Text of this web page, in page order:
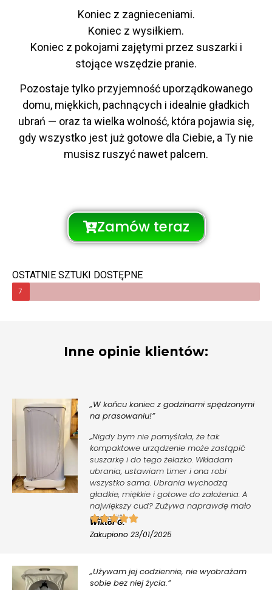
Koniec z zagnieceniami.
Koniec z wysiłkiem.
Koniec z pokojami zajętymi przez suszarki i
stojące wszędzie pranie.
Pozostaje tylko przyjemność uporządkowanego
domu, miękkich, pachnących i idealnie gładkich
ubrań — oraz ta wielka wolność, która pojawia się,
gdy wszystko jest już gotowe dla Ciebie, a Ty nie
musisz ruszyć nawet palcem.
Zamów teraz
OSTATNIE SZTUKI DOSTĘPNE
7
Inne opinie klientów:
„W końcu koniec z godzinami spędzonymi
na prasowaniu!”
„Nigdy bym nie pomyślała, że tak
kompaktowe urządzenie może zastąpić
suszarkę i do tego żelazko. Wkładam
ubrania, ustawiam timer i ona robi
wszystko sama. Ubrania wychodzą
gładkie, miękkie i gotowe do założenia. A
największy cud? Zużywa naprawdę mało
energii!”
Wiktor G.
Zakupiono 23/01/2025
„Używam jej codziennie, nie wyobrażam
sobie bez niej życia.”